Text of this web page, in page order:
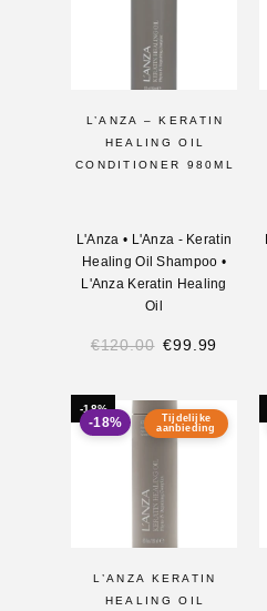
L’ANZA – KERATIN
HEALING OIL
CONDITIONER 980ML
L'Anza •
L'Anza - Keratin
Healing Oil Shampoo •
L'Anza Keratin Healing
Oil
€120.00 €99.99
-18%
Tijdelijke
aanbieding
-18%
L’ANZA KERATIN
HEALING OIL